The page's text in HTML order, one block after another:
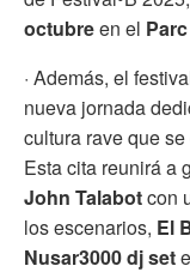
octubreen el
· Además, el
nueva jornada
cultura rave que
Esta cita reunirá a
John Talabotcon
los escenarios, El
Nusar3000 dj set